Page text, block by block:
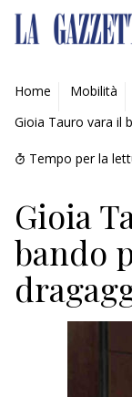
AMBIENTE
MOBILITÀ
INDUSTRIA
RICERCA
ECONOMIA
TURISMO
Home Mobilità
Gioia Tauro vara il
Tempo per la
Gioia
bando